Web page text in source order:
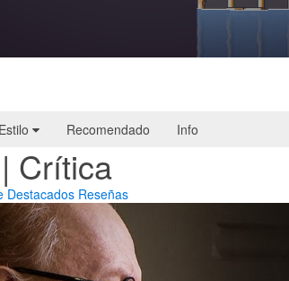
Estilo Recomendado Info
Crítica
Destacados Reseñas